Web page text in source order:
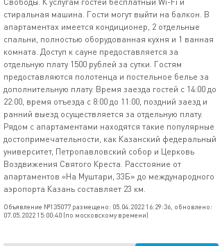
стиральная машина. Гости могут выйти на балкон. В
апартаментах имеется кондиционер, 2 отдельные
спальни, полностью оборудованная кухня и 1 ванная
комната. Доступ к сауне предоставляется за
отдельную плату 1500 рублей за сутки. Гостям
предоставляются полотенца и постельное белье за
дополнительную плату. Время заезда гостей с 14:00 до
22:00, время отъезда с 8:00 до 11:00, поздний заезд и
ранний выезд осуществляется за отдельную плату.
Рядом с апартаментами находятся такие популярные
достопримечательности, как Казанский федеральный
университет, Петропавловский собор и Церковь
Воздвижения Святого Креста. Расстояние от
апартаментов «На Муштари, 33Б» до международного
аэропорта Казань составляет 23 км.
Объявление №135077 размещено: 05.04.2022 16:29:36, обновлено:
07.05.2022 15:00:40 (по московскому времени)